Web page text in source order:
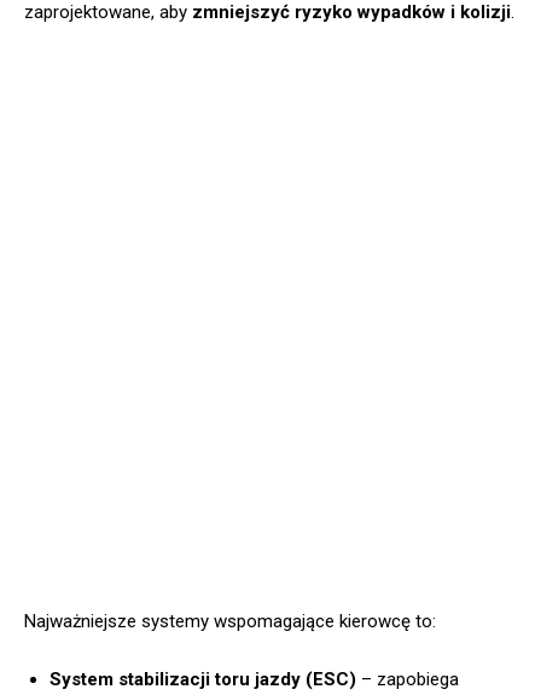
zaprojektowane, aby zmniejszyć ryzyko wypadków i kolizji.
Najważniejsze systemy wspomagające kierowcę to:
System stabilizacji toru jazdy (ESC) – zapobiega